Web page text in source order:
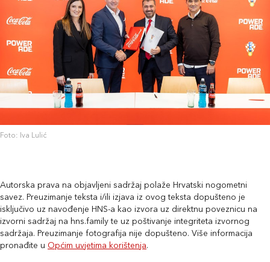
Foto: Iva Lulić
Autorska prava na objavljeni sadržaj polaže Hrvatski nogometni
savez. Preuzimanje teksta i/ili izjava iz ovog teksta dopušteno je
isključivo uz navođenje HNS-a kao izvora uz direktnu poveznicu na
izvorni sadržaj na hns.family te uz poštivanje integriteta izvornog
sadržaja. Preuzimanje fotografija nije dopušteno. Više informacija
pronađite u Općim uvjetima korištenja.